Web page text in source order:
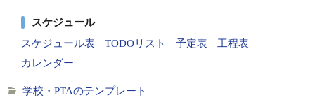
スケジュール
スケジュール表
TODOリスト 予定表
工程表
カレンダー
学校・PTAのテンプレート